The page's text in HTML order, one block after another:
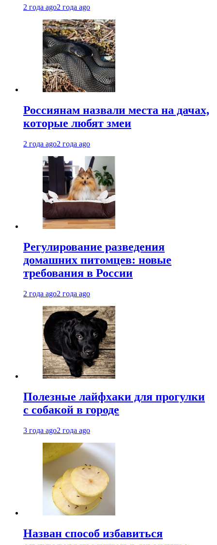
2 года ago2 года ago
Россиянам назвали места на дачах,
которые любят змеи
2 года ago2 года ago
Регулирование разведения
домашних питомцев: новые
требования в России
2 года ago2 года ago
Полезные лайфхаки для прогулки
с собакой в городе
3 года ago2 года ago
Назван способ избавиться